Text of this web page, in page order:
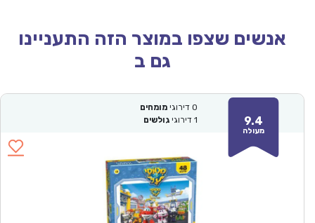
אנשים שצפו במוצר הזה התעניינו
גם ב
9.4
מעולה
0 דירוגי מומחים
1 דירוגי גולשים